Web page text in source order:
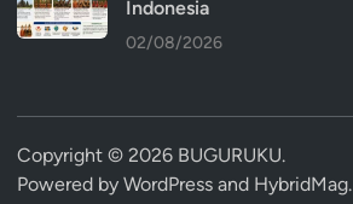
Indonesia
02/08/2026
Copyright © 2026 BUGURUKU.
Powered by WordPress and HybridMag.